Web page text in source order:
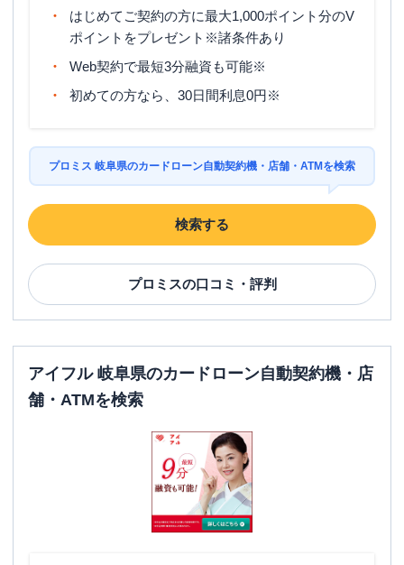
はじめてご契約の方に最大1,000ポイント分のV
ポイントをプレゼント※諸条件あり
Web契約で最短3分融資も可能※
初めての方なら、30日間利息0円※
プロミス 岐阜県のカードローン自動契約機・店舗・ATMを検索
検索する
プロミスの口コミ・評判
アイフル 岐阜県のカードローン自動契約機・店
舗・ATMを検索